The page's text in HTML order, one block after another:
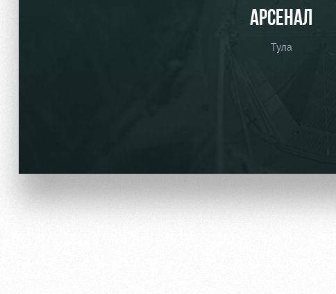
Места для МГН
Академия
Как поступить
Заставки
Парковка
АРСЕНАЛ
Тула